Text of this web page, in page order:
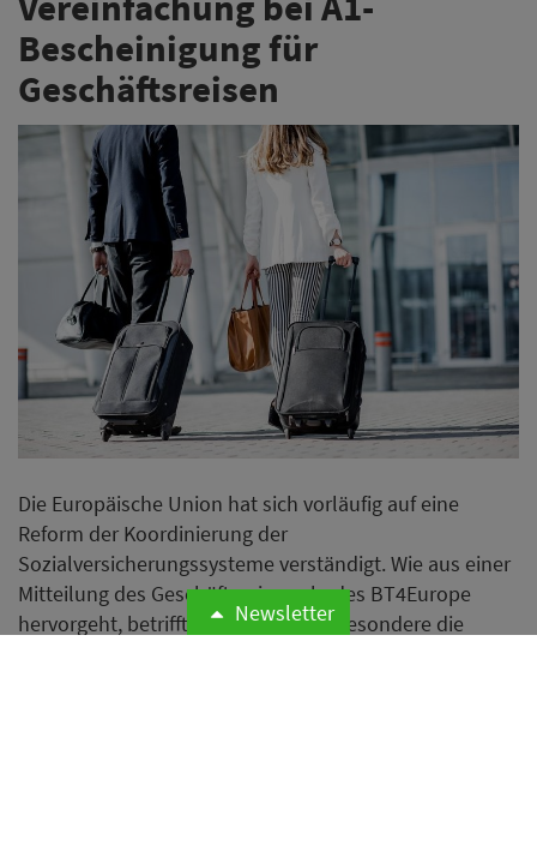
Bescheinigung für
Geschäftsreisen
Die Europäische Union hat sich vorläufig auf eine
Reform der Koordinierung der
Sozialversicherungssysteme verständigt. Wie aus einer
Mitteilung des Geschäftsreiseverbades BT4Europe
hervorgeht, betrifft die Einigung insbesondere die
Newsletter